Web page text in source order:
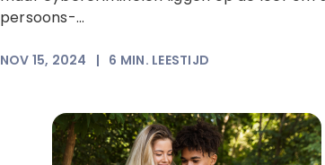
persoons-...
NOV 15, 2024 | 6 MIN. LEESTIJD